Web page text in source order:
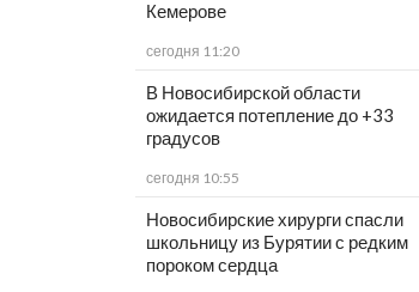
Кемерове
сегодня 11:20
В Новосибирской области
ожидается потепление до +33
градусов
сегодня 10:55
Новосибирские хирурги спасли
школьницу из Бурятии с редким
пороком сердца